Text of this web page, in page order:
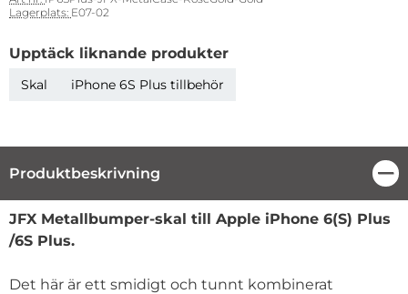
Lagerplats: E07-02
Upptäck liknande produkter
Skal iPhone 6S Plus tillbehör
Produktbeskrivning
Produktbeskrivning
JFX Metallbumper-skal till Apple iPhone 6(S) Plus
/6S Plus.
Det här är ett smidigt och tunnt kombinerat